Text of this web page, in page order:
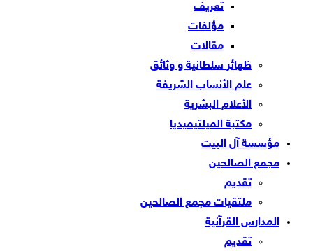
تعريف
مؤلفات
مقالات
ظهائر سلطانية و وثائق
علم الأنساب الشريفة
الأعلام البشرية
مكتبة الميلتيميديا
مؤسسة آل البيت
مجمع الصالحين
تقديم
ملتقيات مجمع الصالحين
المدارس القرآنية
تقديم